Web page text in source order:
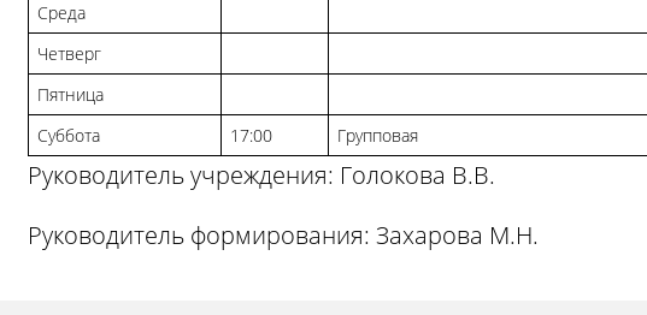
Среда
Четверг
Пятница
Суббота
17:00 Групповая
Руководитель учреждения: Голокова В.В.
Руководитель формирования: Захарова М.Н.